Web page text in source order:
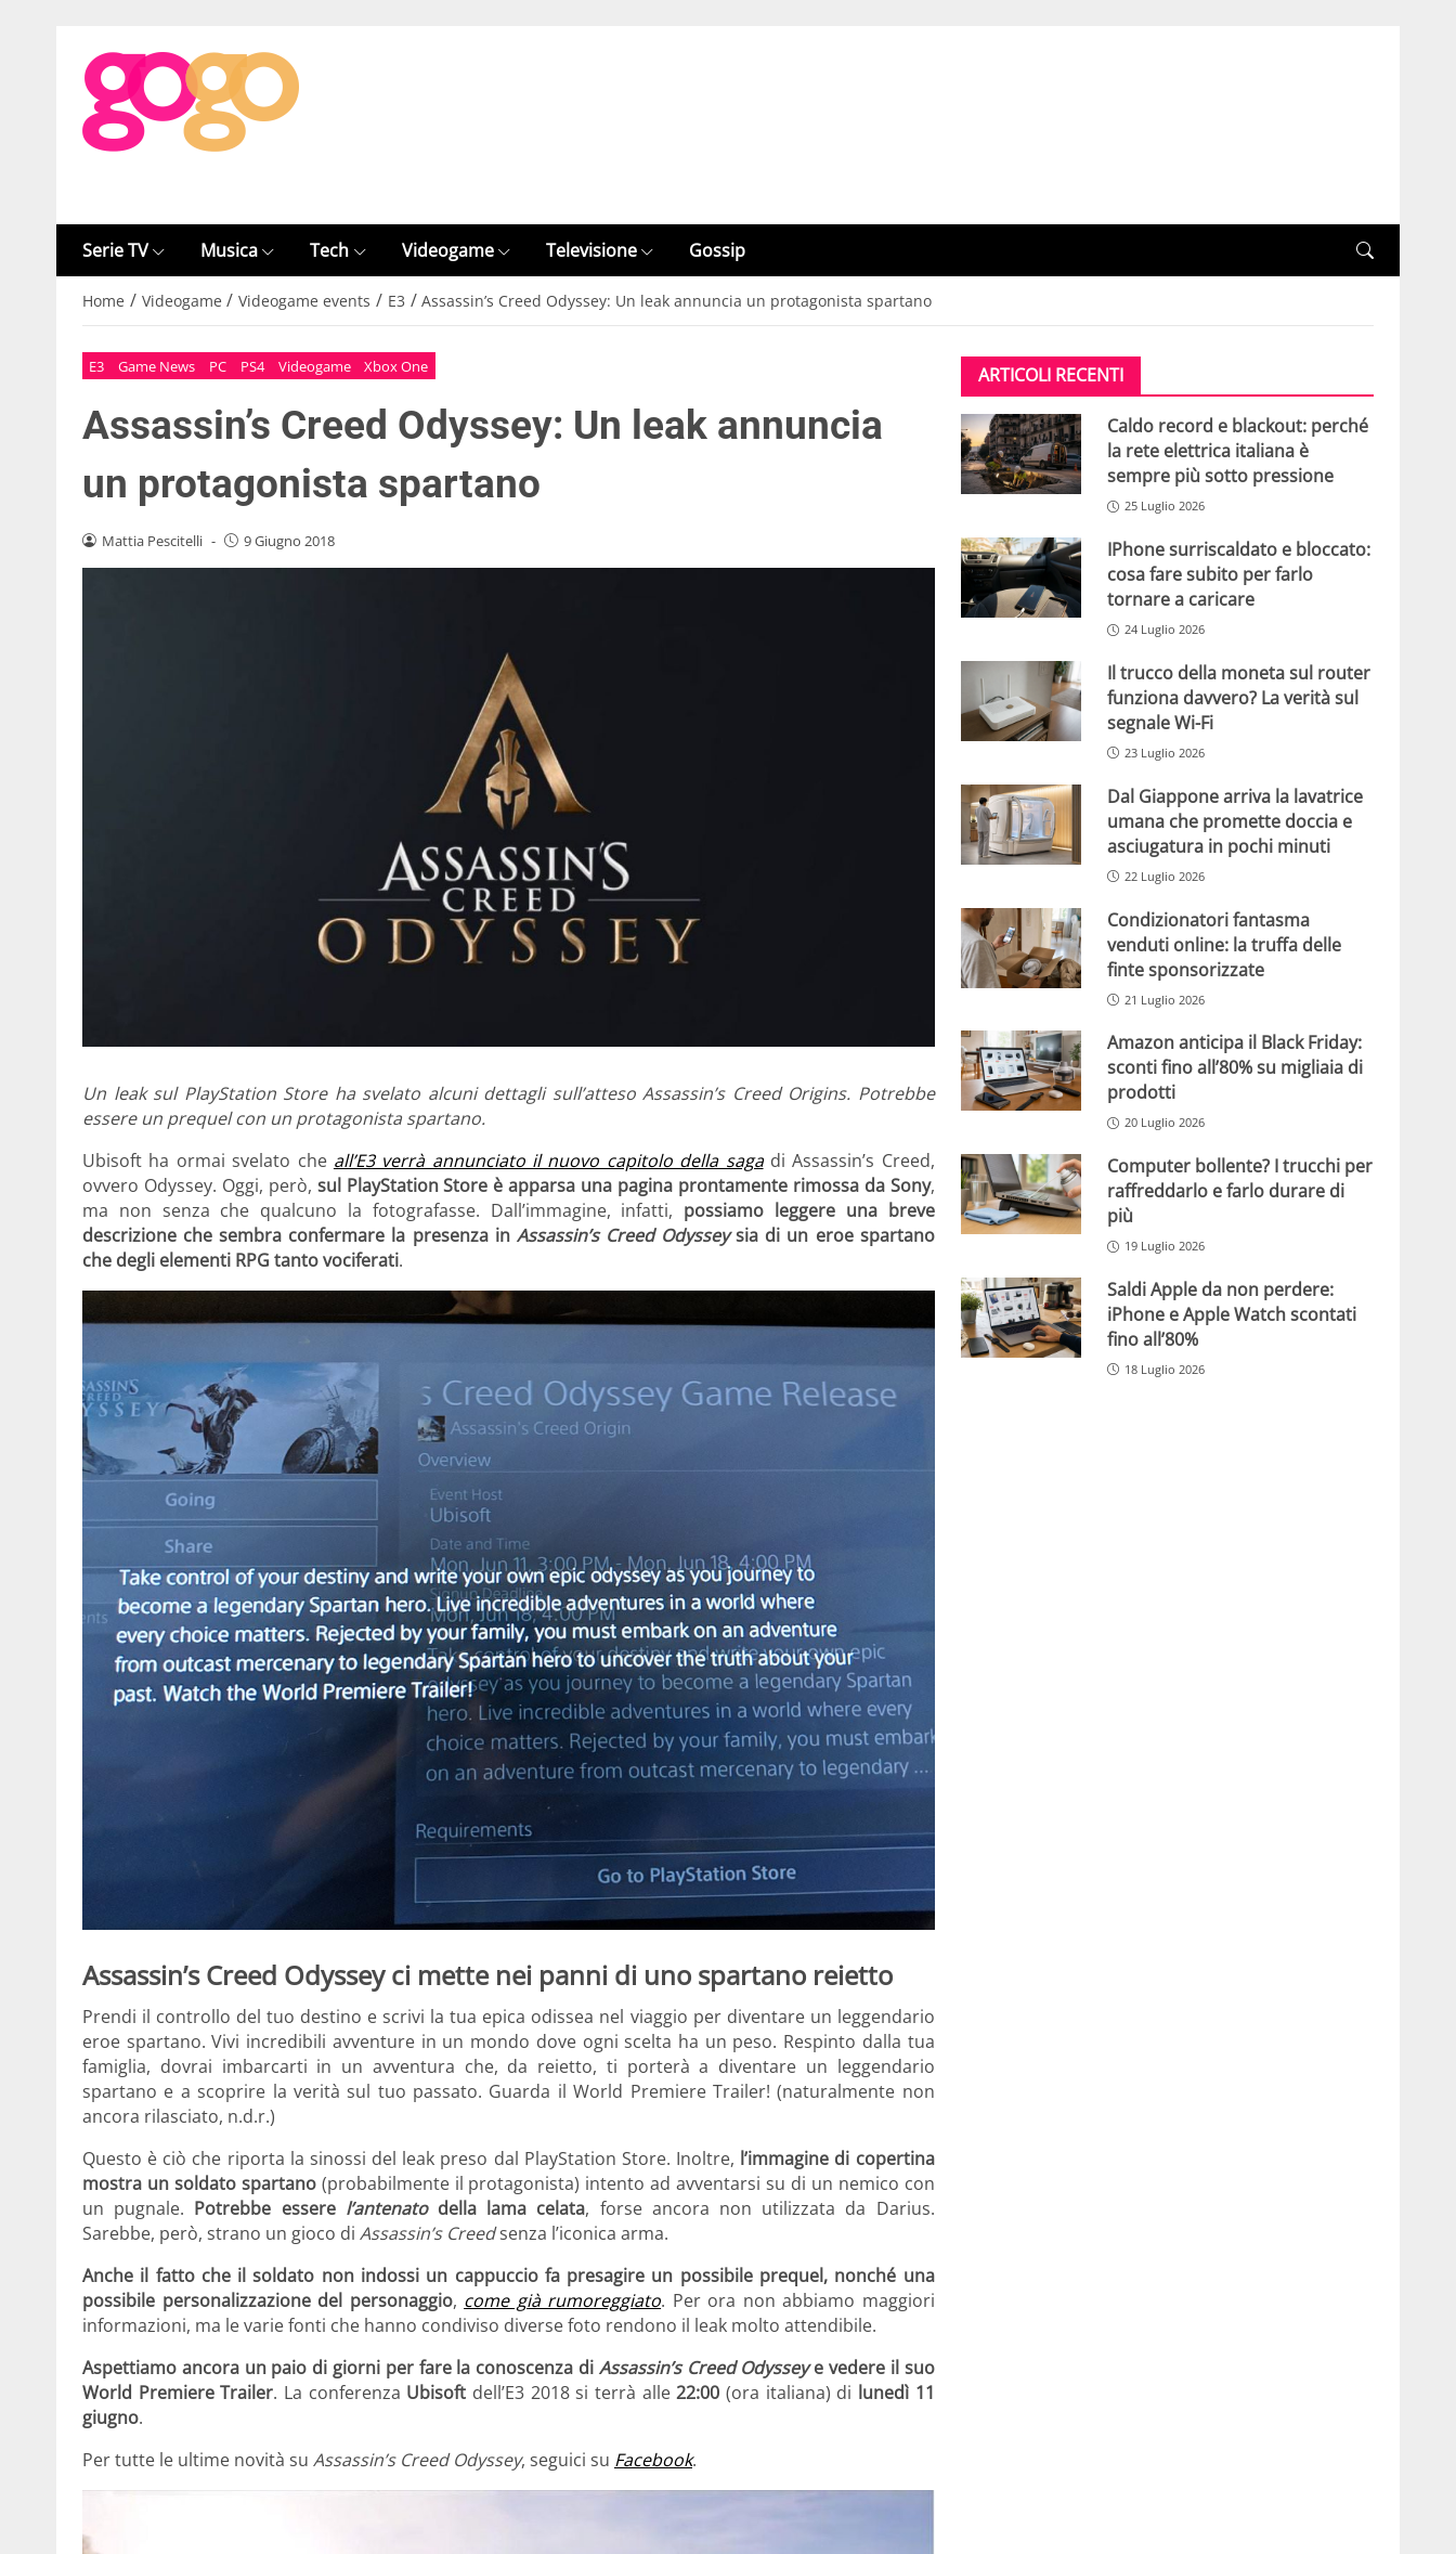
Serie TV Musica Tech Videogame Televisione Gossip
Home / Videogame / Videogame events / E3 / Assassin’s Creed Odyssey: Un leak annuncia un protagonista spartano
E3 Game News PC PS4 Videogame Xbox One
Assassin’s Creed Odyssey: Un leak annuncia
un protagonista spartano
Mattia Pescitelli - 9 Giugno 2018
Un leak sul PlayStation Store ha svelato alcuni dettagli sull’atteso Assassin’s Creed Origins. Potrebbe
essere un prequel con un protagonista spartano.
Ubisoft ha ormai svelato che all’E3 verrà annunciato il nuovo capitolo della sagadi Assassin’s Creed,
ovvero Odyssey. Oggi, però, sul PlayStation Store è apparsa una pagina prontamente rimossa da Sony,
ma non senza che qualcuno la fotografasse. Dall’immagine, infatti, possiamo leggere una breve
descrizione che sembra confermare la presenza in Assassin’s Creed Odysseysia di un eroe spartano
che degli elementi RPG tanto vociferati.
Assassin’s Creed Odyssey ci mette nei panni di uno spartano reietto
Prendi il controllo del tuo destino e scrivi la tua epica odissea nel viaggio per diventare un leggendario
eroe spartano. Vivi incredibili avventure in un mondo dove ogni scelta ha un peso. Respinto dalla tua
famiglia, dovrai imbarcarti in un avventura che, da reietto, ti porterà a diventare un leggendario
spartano e a scoprire la verità sul tuo passato. Guarda il World Premiere Trailer! (naturalmente non
ancora rilasciato, n.d.r.)
Questo è ciò che riporta la sinossi del leak preso dal PlayStation Store. Inoltre, l’immagine di copertina
mostra un soldato spartano(probabilmente il protagonista) intento ad avventarsi su di un nemico con
un pugnale. Potrebbe essere l’antenatodella lama celata, forse ancora non utilizzata da Darius.
Sarebbe, però, strano un gioco di Assassin’s Creedsenza l’iconica arma.
Anche il fatto che il soldato non indossi un cappuccio fa presagire un possibile prequel, nonché una
possibile personalizzazione del personaggio, come già rumoreggiato. Per ora non abbiamo maggiori
informazioni, ma le varie fonti che hanno condiviso diverse foto rendono il leak molto attendibile.
Aspettiamo ancora un paio di giorni per fare la conoscenza di Assassin’s Creed Odysseye vedere il suo
World Premiere Trailer. La conferenza Ubisoft dell’E3 2018 si terrà alle22:00 (ora italiana) di lunedì 11
giugno.
Per tutte le ultime novità su Assassin’s Creed Odyssey, seguici su Facebook.
ARTICOLI RECENTI
Caldo record e blackout: perché
la rete elettrica italiana è
sempre più sotto pressione
25 Luglio 2026
IPhone surriscaldato e bloccato:
cosa fare subito per farlo
tornare a caricare
24 Luglio 2026
Il trucco della moneta sul router
funziona davvero? La verità sul
segnale Wi-Fi
23 Luglio 2026
Dal Giappone arriva la lavatrice
umana che promette doccia e
asciugatura in pochi minuti
22 Luglio 2026
Condizionatori fantasma
venduti online: la truffa delle
finte sponsorizzate
21 Luglio 2026
Amazon anticipa il Black Friday:
sconti fino all’80% su migliaia di
prodotti
20 Luglio 2026
Computer bollente? I trucchi per
raffreddarlo e farlo durare di
più
19 Luglio 2026
Saldi Apple da non perdere:
iPhone e Apple Watch scontati
fino all’80%
18 Luglio 2026